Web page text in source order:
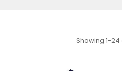
Showing 1-24